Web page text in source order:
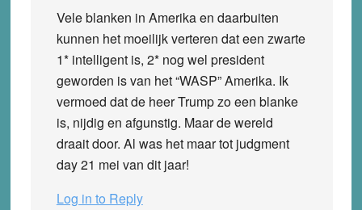
Vele blanken in Amerika en daarbuiten
kunnen het moeilijk verteren dat een zwarte
1* intelligent is, 2* nog wel president
geworden is van het “WASP” Amerika. Ik
vermoed dat de heer Trump zo een blanke
is, nijdig en afgunstig. Maar de wereld
draait door. Al was het maar tot judgment
day 21 mei van dit jaar!
Log in to Reply